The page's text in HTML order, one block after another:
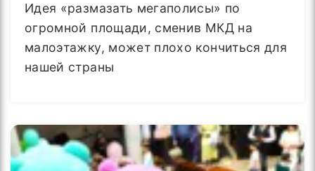
Идея «размазать мегаполисы» по
огромной площади, сменив МКД на
малоэтажку, может плохо кончиться для
нашей страны